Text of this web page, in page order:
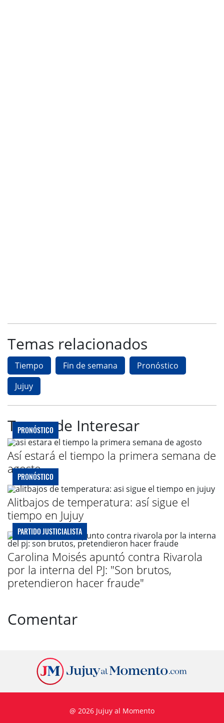
Temas relacionados
Tiempo Fin de semana
Pronóstico
Jujuy
Te puede Interesar
PRONÓSTICO
Así estará el tiempo la primera semana de
agosto
PRONÓSTICO
Alitbajos de temperatura: así sigue el
tiempo en Jujuy
PARTIDO JUSTICIALISTA
Carolina Moisés apuntó contra Rivarola
por la interna del PJ: "Son brutos,
pretendieron hacer fraude"
Comentar
@ 2026 Jujuy al Momento